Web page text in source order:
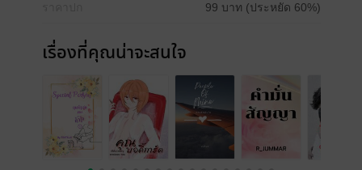
99 บาท (ประหยัด 60%)
เรื่องที่คุณน่าจะสนใจ